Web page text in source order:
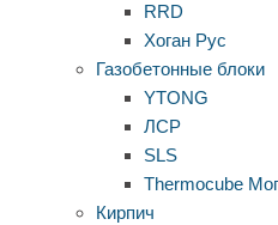
RRD
Хоган Рус
Газобетонные блоки
YTONG
ЛСР
SLS
Thermocube
Кирпич